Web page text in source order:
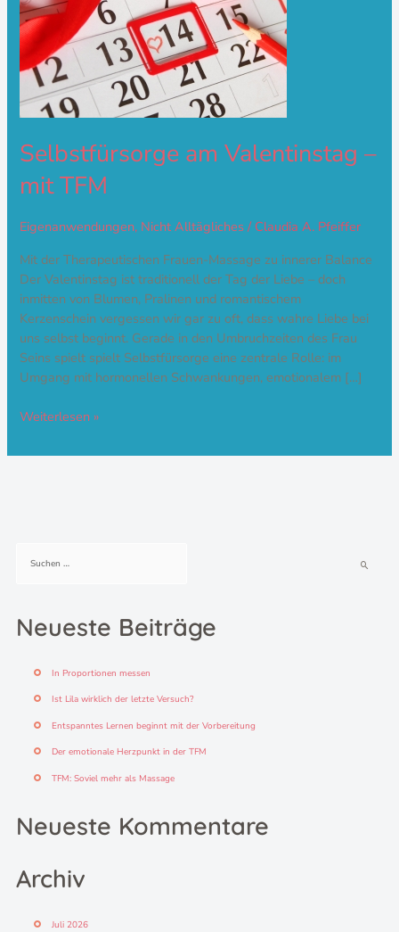
Selbstfürsorge am Valentinstag –
mit TFM
Eigenanwendungen, Nicht Alltägliches/ Claudia A. Pfeiffer
Mit der Therapeutischen Frauen-Massage zu innerer Balance
Der Valentinstag ist traditionell der Tag der Liebe – doch
inmitten von Blumen, Pralinen und romantischem
Kerzenschein vergessen wir gar zu oft, dass wahre Liebe bei
uns selbst beginnt. Gerade in den Umbruchzeiten des Frau
Seins spielt spielt Selbstfürsorge eine zentrale Rolle: im
Umgang mit hormonellen Schwankungen, emotionalem […]
Weiterlesen »
eNeueste Beiträge
In Proportionen messen
Ist Lila wirklich der letzte Versuch?
Entspanntes Lernen beginnt mit der Vorbereitung
Der emotionale Herzpunkt in der TFM
TFM: Soviel mehr als Massage
Neueste Kommentare
Archiv
Juli 2026